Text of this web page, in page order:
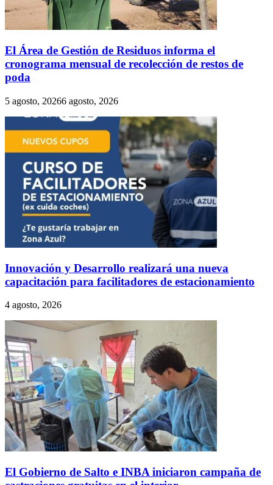
El Área de Gestión de Residuos informa el
cronograma mensual de recolección de restos de
poda
5 agosto, 20266 agosto, 2026
Innovación y Desarrollo realizará una nueva
capacitación para facilitadores de estacionamiento
4 agosto, 2026
El Gobierno de Salto e INBA iniciaron campaña de